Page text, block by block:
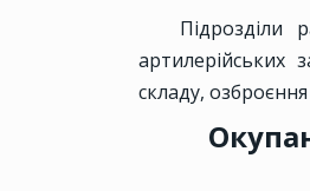
Підрозділи
артилерійських
складу,